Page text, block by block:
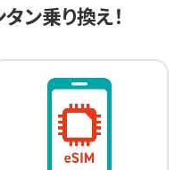
ン乗り換え！